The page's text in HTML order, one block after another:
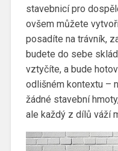
stavebnicí pro
ovšem můžete
posadíte na trávník,
budete do sebe
vztyčíte, a bude
odlišném kontextu –
žádné stavební
ale každý z dílů váží